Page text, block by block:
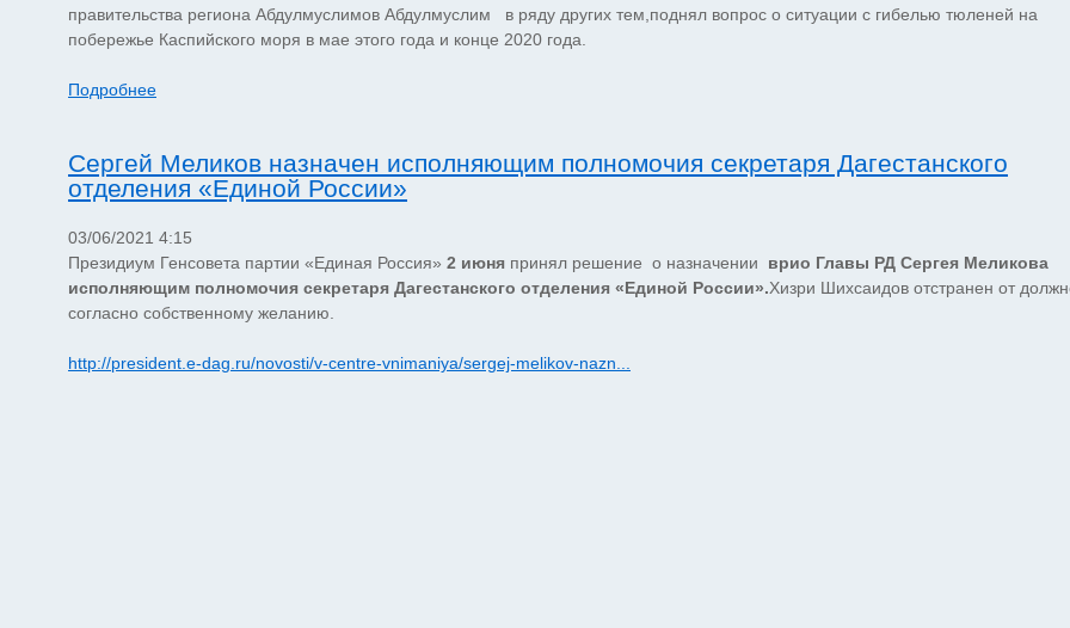
правительства региона Абдулмуслимов Абдулмуслим в ряду других тем,поднял вопрос о ситуации с гибелью тюленей на
побережье Каспийского моря в мае этого года и конце 2020 года.
Подробнее
Сергей Меликов назначен исполняющим полномочия секретаря Дагестанского
отделения «Единой России»
03/06/2021 4:15
Президиум Генсовета партии «Единая Россия» 2 июня принял решение о назначении
врио Главы РД Сергея Меликова
исполняющим полномочия секретаря Дагестанского отделения «Единой России».Хизри Шихсаидов отстранен от
согласно собственному желанию.
http://president.e-dag.ru/novosti/v-centre-vnimaniya/sergej-melikov-nazn...